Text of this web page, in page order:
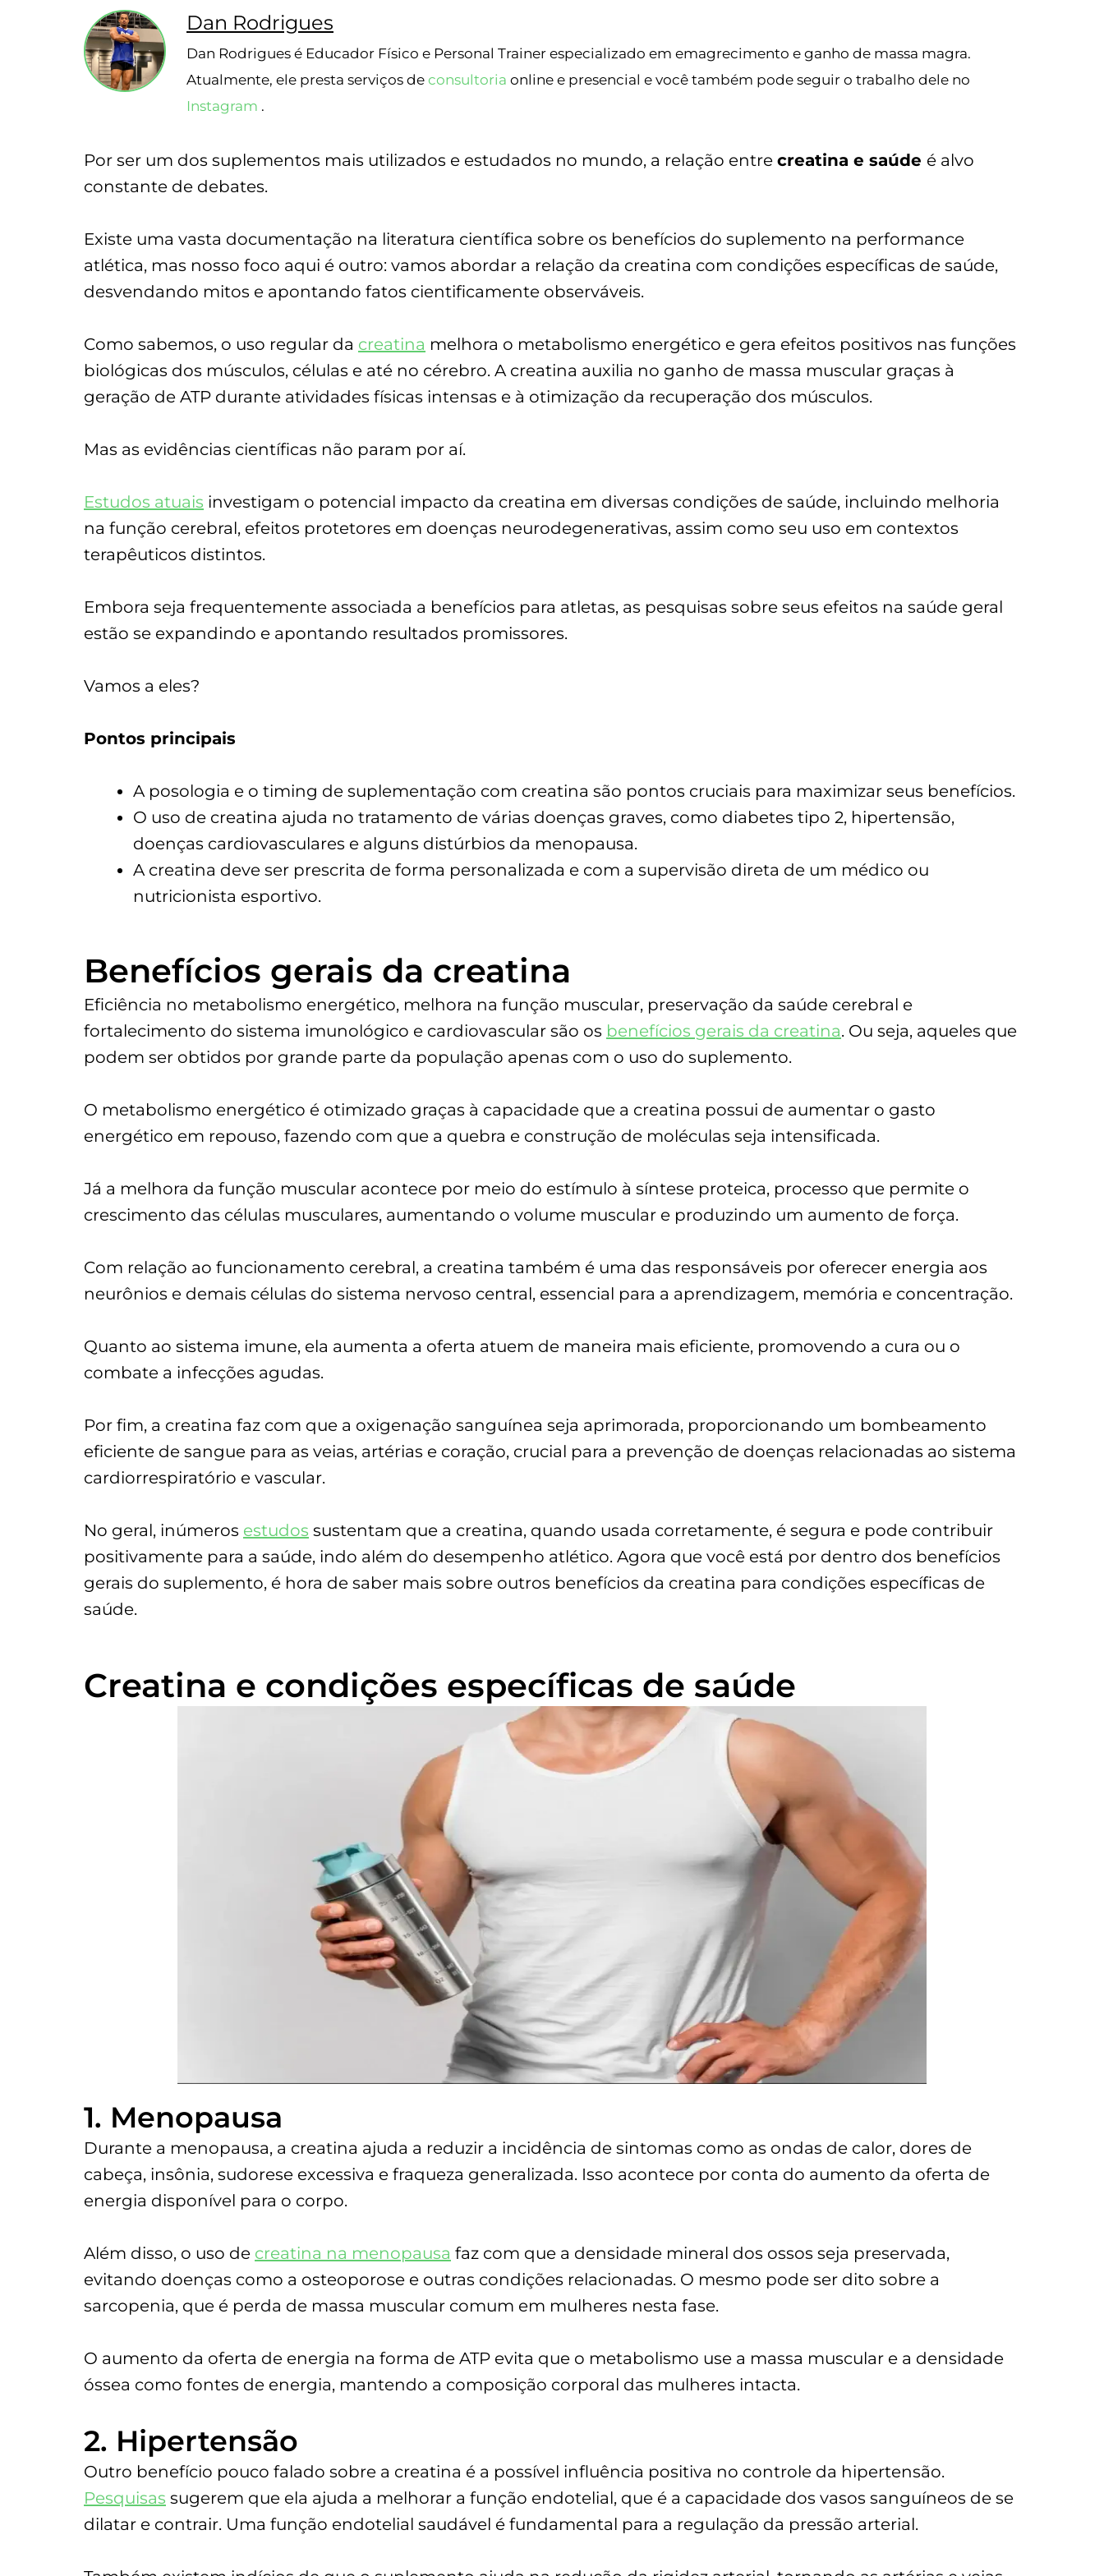
Dan Rodrigues
Dan Rodrigues é Educador Físico e Personal Trainer especializado em emagrecimento e ganho de massa magra.
Atualmente, ele presta serviços de consultoria online e presencial e você também pode seguir o trabalho dele no
Instagram .
Por ser um dos suplementos mais utilizados e estudados no mundo, a relação entre creatina e saúde é alvo
constante de debates.
Existe uma vasta documentação na literatura científica sobre os benefícios do suplemento na performance
atlética, mas nosso foco aqui é outro: vamos abordar a relação da creatina com condições específicas de saúde,
desvendando mitos e apontando fatos cientificamente observáveis.
Como sabemos, o uso regular da creatina melhora o metabolismo energético e gera efeitos positivos nas funções
biológicas dos músculos, células e até no cérebro. A creatina auxilia no ganho de massa muscular graças à
geração de ATP durante atividades físicas intensas e à otimização da recuperação dos músculos.
Mas as evidências científicas não param por aí.
Estudos atuais investigam o potencial impacto da creatina em diversas condições de saúde, incluindo melhoria
na função cerebral, efeitos protetores em doenças neurodegenerativas, assim como seu uso em contextos
terapêuticos distintos.
Embora seja frequentemente associada a benefícios para atletas, as pesquisas sobre seus efeitos na saúde geral
estão se expandindo e apontando resultados promissores.
Vamos a eles?
Pontos principais
A posologia e o timing de suplementação com creatina são pontos cruciais para maximizar seus benefícios.
O uso de creatina ajuda no tratamento de várias doenças graves, como diabetes tipo 2, hipertensão,
doenças cardiovasculares e alguns distúrbios da menopausa.
A creatina deve ser prescrita de forma personalizada e com a supervisão direta de um médico ou
nutricionista esportivo.
Benefícios gerais da creatina
Eficiência no metabolismo energético, melhora na função muscular, preservação da saúde cerebral e
fortalecimento do sistema imunológico e cardiovascular são os benefícios gerais da creatina. Ou seja, aqueles que
podem ser obtidos por grande parte da população apenas com o uso do suplemento.
O metabolismo energético é otimizado graças à capacidade que a creatina possui de aumentar o gasto
energético em repouso, fazendo com que a quebra e construção de moléculas seja intensificada.
Já a melhora da função muscular acontece por meio do estímulo à síntese proteica, processo que permite o
crescimento das células musculares, aumentando o volume muscular e produzindo um aumento de força.
Com relação ao funcionamento cerebral, a creatina também é uma das responsáveis por oferecer energia aos
neurônios e demais células do sistema nervoso central, essencial para a aprendizagem, memória e concentração.
Quanto ao sistema imune, ela aumenta a oferta atuem de maneira mais eficiente, promovendo a cura ou o
combate a infecções agudas.
Por fim, a creatina faz com que a oxigenação sanguínea seja aprimorada, proporcionando um bombeamento
eficiente de sangue para as veias, artérias e coração, crucial para a prevenção de doenças relacionadas ao sistema
cardiorrespiratório e vascular.
No geral, inúmeros estudos sustentam que a creatina, quando usada corretamente, é segura e pode contribuir
positivamente para a saúde, indo além do desempenho atlético. Agora que você está por dentro dos benefícios
gerais do suplemento, é hora de saber mais sobre outros benefícios da creatina para condições específicas de
saúde.
Creatina e condições específicas de saúde
1. Menopausa
Durante a menopausa, a creatina ajuda a reduzir a incidência de sintomas como as ondas de calor, dores de
cabeça, insônia, sudorese excessiva e fraqueza generalizada. Isso acontece por conta do aumento da oferta de
energia disponível para o corpo.
Além disso, o uso de creatina na menopausa faz com que a densidade mineral dos ossos seja preservada,
evitando doenças como a osteoporose e outras condições relacionadas. O mesmo pode ser dito sobre a
sarcopenia, que é perda de massa muscular comum em mulheres nesta fase.
O aumento da oferta de energia na forma de ATP evita que o metabolismo use a massa muscular e a densidade
óssea como fontes de energia, mantendo a composição corporal das mulheres intacta.
2. Hipertensão
Outro benefício pouco falado sobre a creatina é a possível influência positiva no controle da hipertensão.
Pesquisas sugerem que ela ajuda a melhorar a função endotelial, que é a capacidade dos vasos sanguíneos de se
dilatar e contrair. Uma função endotelial saudável é fundamental para a regulação da pressão arterial.